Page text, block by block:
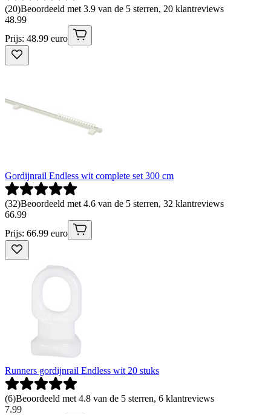
(20)Beoordeeld met 3.9 van de 5 sterren, 20 klantreviews
48.99
Prijs: 48.99 euro
Gordijnrail Endless wit complete set 300 cm
(32)Beoordeeld met 4.6 van de 5 sterren, 32 klantreviews
66.99
Prijs: 66.99 euro
Runners gordijnrail Endless wit 20 stuks
(6)Beoordeeld met 4.8 van de 5 sterren, 6 klantreviews
7.99